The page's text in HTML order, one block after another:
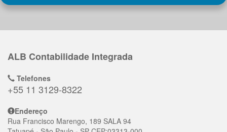
ALB Contabilidade Integrada
Telefones
+55 11 3129-8322
Endereço
Rua Francisco Marengo, 189 SALA 94